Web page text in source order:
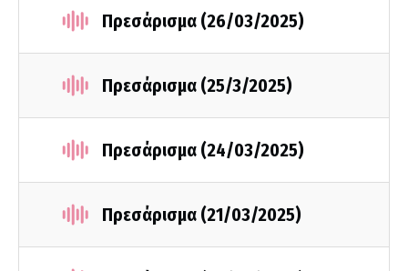
Πρεσάρισμα (26/03/2025)
Πρεσάρισμα (25/3/2025)
Πρεσάρισμα (24/03/2025)
Πρεσάρισμα (21/03/2025)